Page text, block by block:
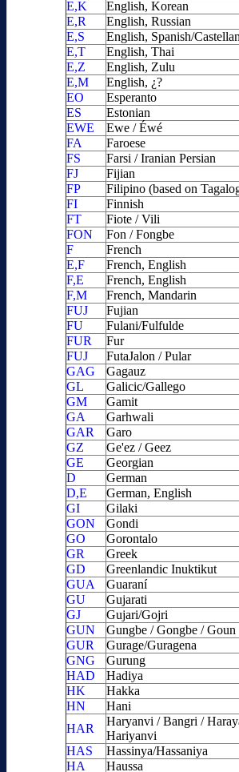
E,K
English, Korean
E,R
English, Russian
E,S
English, Spanish/
E,T
English, Thai
E,Z
English, Zulu
E,M
English, ¿?
EO
Esperanto
ES
Estonian
EWE
Ewe / Éwé
FA
Faroese
FS
Farsi / Iranian Persian
FJ
Fijian
FP
Filipino (based on
FI
Finnish
FT
Fiote / Vili
FON
Fon / Fongbe
F
French
E,F
French, English
F,E
French, English
F,M
French, Mandarin
FUJ
Fujian
FU
Fulani/Fulfulde
FUR
Fur
FUJ
FutaJalon / Pular
GAG
Gagauz
GL
Galicic/Gallego
GM
Gamit
GA
Garhwali
GAR
Garo
GZ
Ge'ez / Geez
GE
Georgian
D
German
D,E
German, English
GI
Gilaki
GON
Gondi
GO
Gorontalo
GR
Greek
GD
Greenlandic Inuktikut
GUA
Guaraní
GU
Gujarati
GJ
Gujari/Gojri
GUN
Gungbe / Gongbe / Goun
GUR
Gurage/Guragena
GNG
Gurung
HAD
Hadiya
HK
Hakka
HN
Hani
HAR
Haryanvi / Bangri /
Hariyanvi
HAS
Hassinya/Hassaniya
HA
Haussa